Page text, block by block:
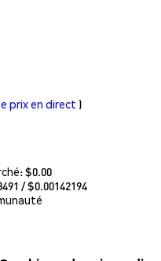
prix en direct )
$0.00
/ $0.00142194